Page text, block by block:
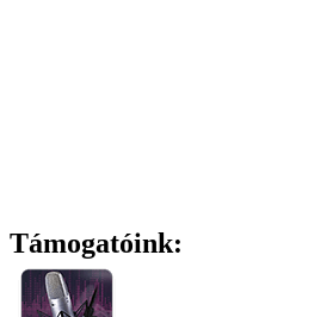
Támogatóink: